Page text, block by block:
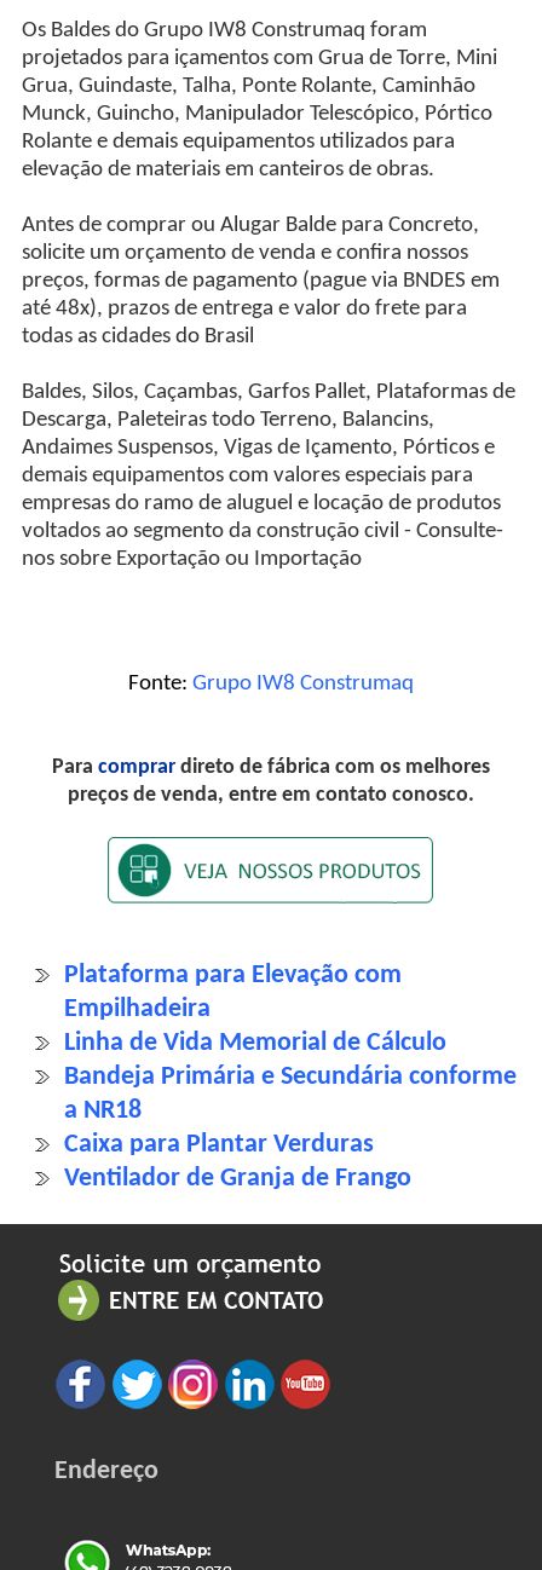
Os Baldes do Grupo IW8 Construmaq foram
projetados para içamentos com Grua de Torre, Mini
Grua, Guindaste, Talha, Ponte Rolante, Caminhão
Munck, Guincho, Manipulador Telescópico, Pórtico
Rolante e demais equipamentos utilizados para
elevação de materiais em canteiros de obras.
Antes de comprar ou Alugar Balde para Concreto,
solicite um orçamento de venda e confira nossos
preços, formas de pagamento (pague via BNDES em
até 48x), prazos de entrega e valor do frete para
todas as cidades do Brasil
Baldes, Silos, Caçambas, Garfos Pallet, Plataformas de
Descarga, Paleteiras todo Terreno, Balancins,
Andaimes Suspensos, Vigas de Içamento, Pórticos e
demais equipamentos com valores especiais para
empresas do ramo de aluguel e locação de produtos
voltados ao segmento da construção civil - Consulte-
nos sobre Exportação ou Importação
Fonte: Grupo IW8 Construmaq
Para comprar direto de fábrica com os melhores
preços de venda, entre em contato conosco.
Plataforma para Elevação com
Empilhadeira
Linha de Vida Memorial de Cálculo
Bandeja Primária e Secundária conforme
a NR18
Caixa para Plantar Verduras
Ventilador de Granja de Frango
Endereço